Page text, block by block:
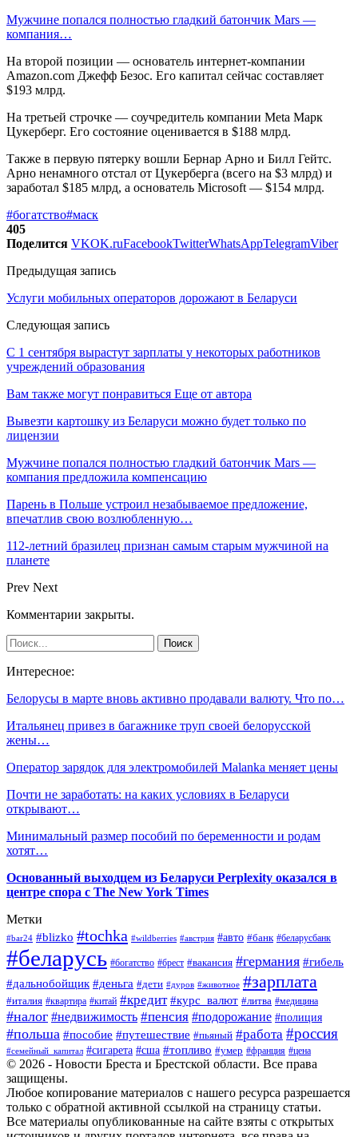
Мужчине попался полностью гладкий батончик Mars —
компания…
На второй позиции — основатель интернет-компании
Amazon.com Джефф Безос. Его капитал сейчас составляет
$193 млрд.
На третьей строчке — соучредитель компании Meta Марк
Цукерберг. Его состояние оценивается в $188 млрд.
Также в первую пятерку вошли Бернар Арно и Билл Гейтс.
Арно ненамного отстал от Цукерберга (всего на $3 млрд) и
заработал $185 млрд, а основатель Microsoft — $154 млрд.
#богатство#маск
405
Поделится VKOK.ruFacebookTwitterWhatsAppTelegramViber
Предыдущая запись
Услуги мобильных операторов дорожают в Беларуси
Следующая запись
С 1 сентября вырастут зарплаты у некоторых работников
учреждений образования
Вам также могут понравиться Еще от автора
Вывезти картошку из Беларуси можно будет только по
лицензии
Мужчине попался полностью гладкий батончик Mars —
компания предложила компенсацию
Парень в Польше устроил незабываемое предложение,
впечатлив свою возлюбленную…
112-летний бразилец признан самым старым мужчиной на
планете
Prev Next
Комментарии закрыты.
Интересное:
Белорусы в марте вновь активно продавали валюту. Что по…
Итальянец привез в багажнике труп своей белорусской
жены…
Оператор зарядок для электромобилей Malanka меняет цены
Почти не заработать: на каких условиях в Беларуси
открывают…
Минимальный размер пособий по беременности и родам
хотят…
Основанный выходцем из Беларуси Perplexity оказался в
центре спора с The New York Times
Метки
#bar24 #blizko #tochka #wildberries #австрия #авто #банк #беларусбанк
#беларусь #богатство #брест #вакансия #германия #гибель
#дальнобойщик #деньга #дети #дуров #животное #зарплата
#италия #квартира #китай #кредит #курс_валют #литва #медицина
#налог #недвижимость #пенсия #подорожание #полиция
#польша #пособие #путешествие #пьяный #работа #россия
#семейный_капитал #сигарета #сша #топливо #умер #франция #цена
© 2026 - Новости Бреста и Брестской области. Все права
защищены.
Любое копирование материалов с нашего ресурса разрешается
только с обратной активной ссылкой на страницу статьи.
Все материалы опубликованные на сайте взяты с открытых